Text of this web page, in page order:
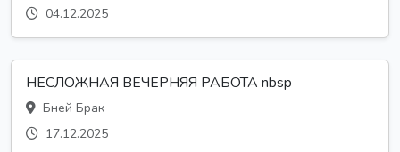
04.12.2025
НЕСЛОЖНАЯ ВЕЧЕРНЯЯ РАБОТА nbsp
Бней Брак
17.12.2025